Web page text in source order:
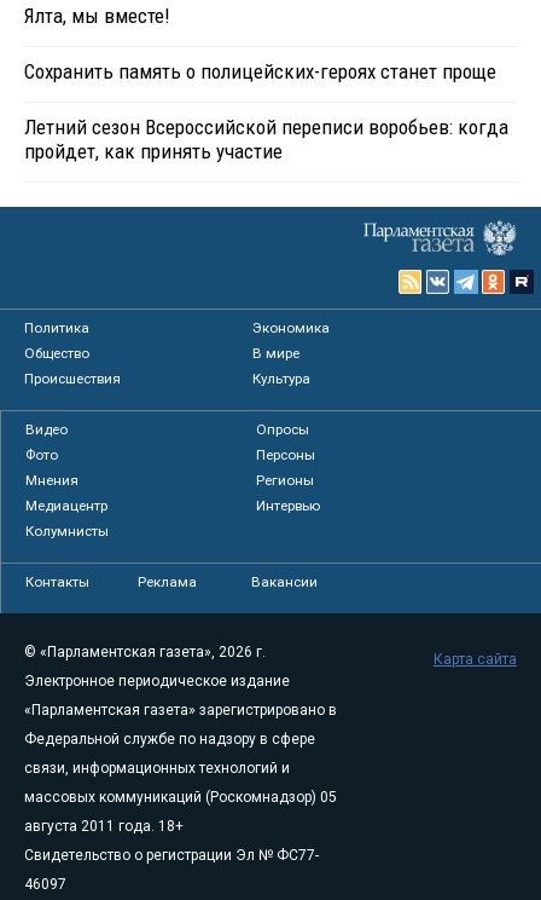
Ялта, мы вместе!
Сохранить память о полицейских-героях станет проще
Летний сезон Всероссийской переписи воробьев: когда
пройдет, как принять участие
Политика
Экономика
Общество
В мире
Происшествия
Культура
Видео
Опросы
Фото
Персоны
Мнения
Регионы
Медиацентр
Интервью
Колумнисты
Контакты Реклама Вакансии
© «Парламентская газета», 2026 г.
Электронное периодическое издание
«Парламентская газета» зарегистрировано в
Федеральной службе по надзору в сфере
связи, информационных технологий и
массовых коммуникаций (Роскомнадзор) 05
августа 2011 года. 18+
Свидетельство о регистрации Эл № ФС77-
46097
Карта сайта